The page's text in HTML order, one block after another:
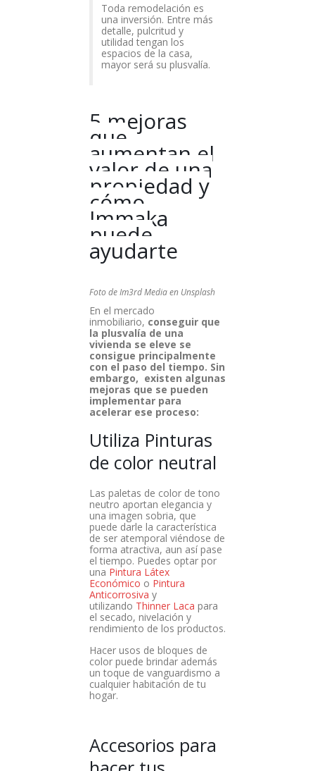
Toda remodelación es
una inversión. Entre más
detalle, pulcritud y
utilidad tengan los
espacios de la casa,
mayor será su plusvalía.
5 mejoras
que
aumentan el
valor de una
propiedad y
cómo
Immaka
puede
ayudarte
Foto de Im3rd Media en Unsplash
En el mercado
inmobiliario, conseguir que
la plusvalía de una
vivienda se eleve se
consigue principalmente
con el paso del tiempo. Sin
embargo, existen algunas
mejoras que se pueden
implementar para
acelerar ese proceso:
Utiliza Pinturas
de color neutral
Las paletas de color de tono
neutro aportan elegancia y
una imagen sobria, que
puede darle la característica
de ser atemporal viéndose de
forma atractiva, aun así pase
el tiempo. Puedes optar por
una Pintura Látex
Económico o Pintura
Anticorrosiva y
utilizando Thinner Laca para
el secado, nivelación y
rendimiento de los productos.
Hacer usos de bloques de
color puede brindar además
un toque de vanguardismo a
cualquier habitación de tu
hogar.
Accesorios para